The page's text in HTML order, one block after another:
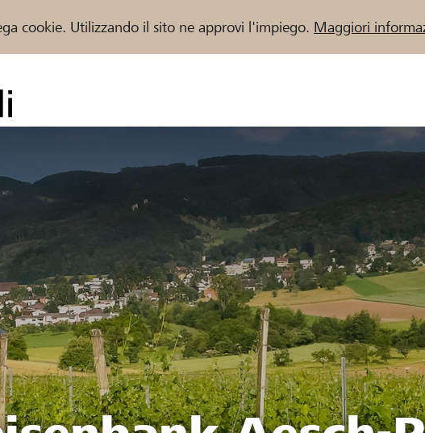
cookie. Utilizzando il sito ne approvi l'impiego. Maggiori
Partner / Banche Raiffeisen